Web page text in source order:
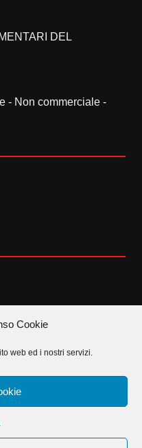
Cookie
web ed i nostri servizi.
DEL
- Non commerciale -